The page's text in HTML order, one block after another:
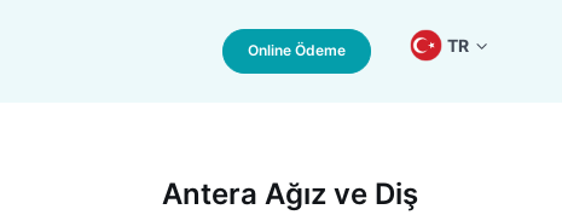
Online Ödeme TR
Antera Ağız ve Diş